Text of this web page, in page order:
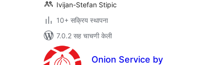
Ivijan-Stefan Stipic
10+ सक्रिय स्थापना
7.0.2 सह चाचणी केली
Onion Service by